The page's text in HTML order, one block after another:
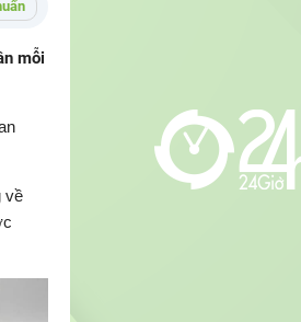
mỗi
về